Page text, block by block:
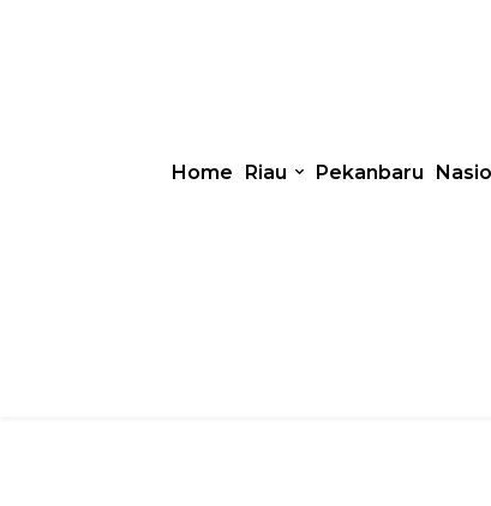
Home Riau Pekanbaru